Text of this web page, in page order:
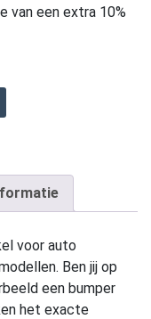
van een extra 10%
voor auto
Ben jij op
een bumper
het exacte